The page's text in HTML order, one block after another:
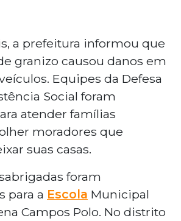
a prefeitura informou que
granizo causou danos em
Equipes da Defesa
Social foram
atender famílias
moradores que
suas casas.
foram
para a Escola Municipal
Campos Polo. No distrito